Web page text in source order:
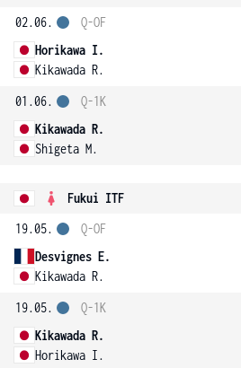
02.06.
Horikawa I.
Kikawada R.
Q-OF
01.06.
Kikawada R.
Shigeta M.
Q-1K
Fukui ITF
19.05.
Desvignes E.
Kikawada R.
Q-OF
19.05.
Kikawada R.
Horikawa I.
Q-1K